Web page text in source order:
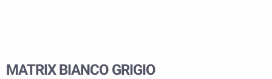
MATRIX BIANCO GRIGIO